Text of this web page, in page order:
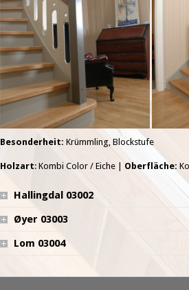
Besonderheit: Krümmling, Blockstufe
Holzart: Kombi Color / Eiche | Oberfläche:
Hallingdal 03002
Øyer 03003
Lom 03004